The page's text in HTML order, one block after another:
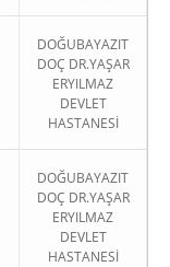
DOĞUBAYAZIT
DOÇ DR.YAŞAR
ERYILMAZ
DEVLET
HASTANESİ
DOĞUBAYAZIT
DOÇ DR.YAŞAR
ERYILMAZ
DEVLET
HASTANESİ